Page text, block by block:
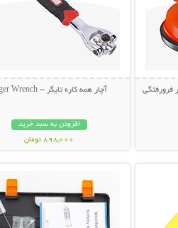
آچار همه کاره تایگر - Tiger Wrench
افزودن به سبد خرید
898,000 تومان